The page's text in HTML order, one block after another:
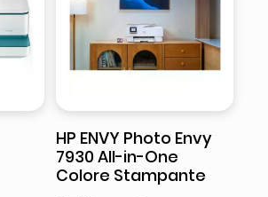
HP ENVY Photo Envy
7930 All-in-One
Colore Stampante